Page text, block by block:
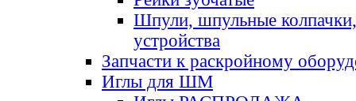
Шпули, шпульные
устройства
Запчасти к раскройному
Иглы для ШМ